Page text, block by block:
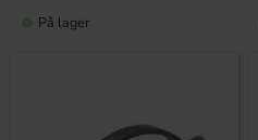
På lager